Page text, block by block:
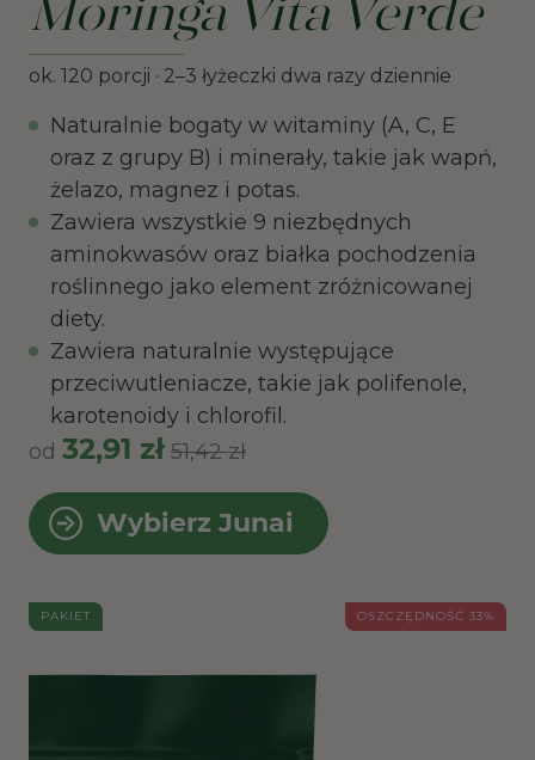
Moringa Vita Verde
ok. 120 porcji · 2–3 łyżeczki dwa razy dziennie
Naturalnie bogaty w witaminy (A, C, E
oraz z grupy B) i minerały, takie jak wapń,
żelazo, magnez i potas.
Zawiera wszystkie 9 niezbędnych
aminokwasów oraz białka pochodzenia
roślinnego jako element zróżnicowanej
diety.
Zawiera naturalnie występujące
przeciwutleniacze, takie jak polifenole,
karotenoidy i chlorofil.
od 32,91 zł 51,42 zł
Wybierz Junai
PAKIET OSZCZĘDNOŚĆ 33%